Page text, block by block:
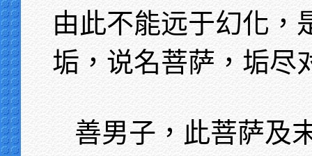
由此不能远于幻化，
垢，说名菩萨，垢尽
善男子，此菩萨及